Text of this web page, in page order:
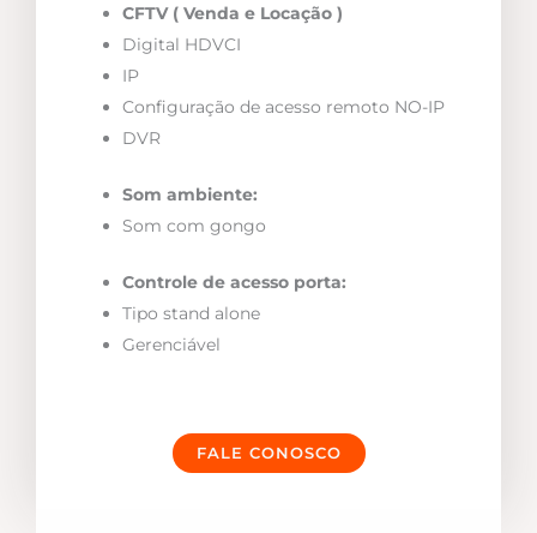
CFTV ( Venda e Locação )
Digital HDVCI
IP
Configuração de acesso remoto NO-IP
DVR
Som ambiente:
Som com gongo
Controle de acesso porta:
Tipo stand alone
Gerenciável
FALE CONOSCO